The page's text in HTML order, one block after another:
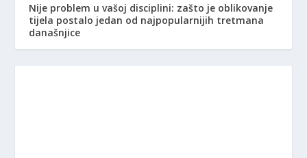
Nije problem u vašoj disciplini: zašto je oblikovanje
tijela postalo jedan od najpopularnijih tretmana
današnjice